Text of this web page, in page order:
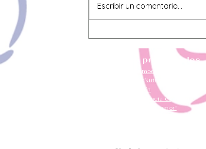
cuando al fin tú soltaste?
Escribir un comentario...
Talleres presenciales
Inteligencia emocional adolescentes
Taller de PsicoNutrición
Taller del perdón
Taller de Inteligencia espiritual
Taller "Del miedo al amor"